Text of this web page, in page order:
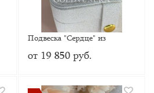
Подвеска "Сердце" из
красного золота с Эмалью
от 19 850 руб.